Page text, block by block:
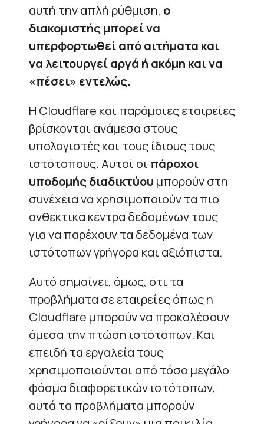
αυτή την απλή ρύθμιση, ο
διακομιστής μπορεί να
υπερφορτωθεί από αιτήματα και
να λειτουργεί αργά ή ακόμη και να
«πέσει» εντελώς.
Η Cloudflare και παρόμοιες εταιρείες
βρίσκονται ανάμεσα στους
υπολογιστές και τους ίδιους τους
ιστότοπους. Αυτοί οι πάροχοι
υποδομής διαδικτύου μπορούν στη
συνέχεια να χρησιμοποιούν τα πιο
ανθεκτικά κέντρα δεδομένων τους
για να παρέχουν τα δεδομένα των
ιστότοπων γρήγορα και αξιόπιστα.
Αυτό σημαίνει, όμως, ότι τα
προβλήματα σε εταιρείες όπως η
Cloudflare μπορούν να προκαλέσουν
άμεσα την πτώση ιστότοπων. Και
επειδή τα εργαλεία τους
χρησιμοποιούνται από τόσο μεγάλο
φάσμα διαφορετικών ιστότοπων,
αυτά τα προβλήματα μπορούν